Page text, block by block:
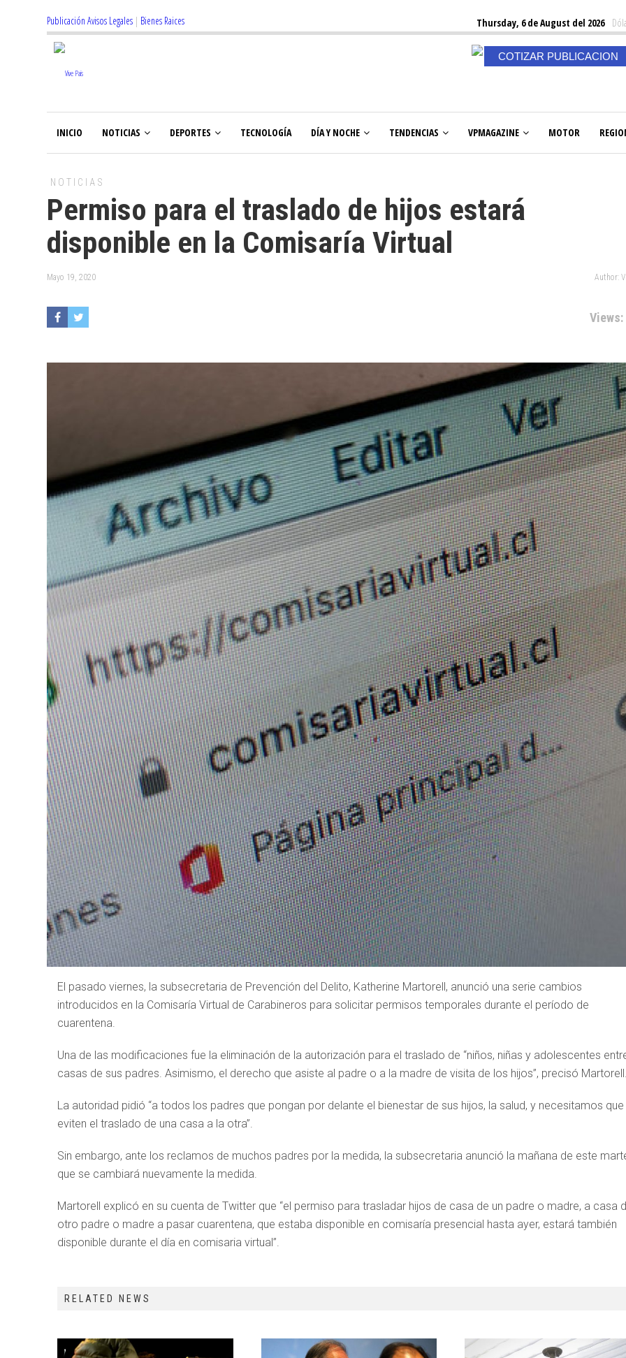
Publicación Avisos Legales | Bienes Raices Thursday, 6 de August del 2026
COTIZAR PUBLICACION
INICIO NOTICIAS DEPORTES TECNOLOGÍA DÍA Y NOCHE TENDENCIAS VPMAGAZINE MOTOR
NOTICIAS
Permiso para el traslado de hijos estará
disponible en la Comisaría Virtual
Mayo 19, 2020 Author:
Views:
El pasado viernes, la subsecretaria de Prevención del Delito, Katherine Martorell, anunció una serie cambios
introducidos en la Comisaría Virtual de Carabineros para solicitar permisos temporales durante el período de
cuarentena.
Una de las modificaciones fue la eliminación de la autorización para el traslado de “niños, niñas y adolescentes
casas de sus padres. Asimismo, el derecho que asiste al padre o a la madre de visita de los hijos”, precisó Martorell.
La autoridad pidió “a todos los padres que pongan por delante el bienestar de sus hijos, la salud, y necesitamos que
eviten el traslado de una casa a la otra”.
Sin embargo, ante los reclamos de muchos padres por la medida, la subsecretaria anunció la mañana de este
que se cambiará nuevamente la medida.
Martorell explicó en su cuenta de Twitter que “el permiso para trasladar hijos de casa de un padre o madre, a casa
otro padre o madre a pasar cuarentena, que estaba disponible en comisaría presencial hasta ayer, estará también
disponible durante el día en comisaria virtual”.
RELATED NEWS